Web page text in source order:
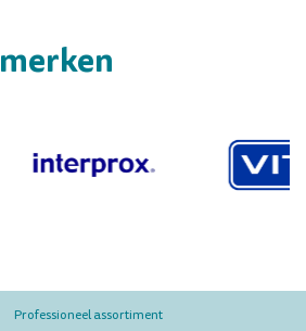
merken
Altijd op voorraad